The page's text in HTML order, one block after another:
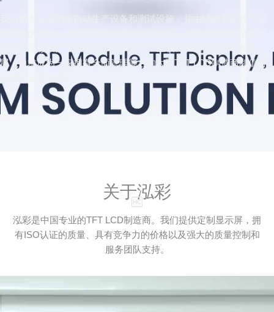
我们拥有先进的全自动生产设备和测试设施，并由经验丰富的工程
靠性。泓彩致力于TFT LCD显示屏的工业设计和应用，并不断拓
展，力求成为一家拥有全面管理能力的大型TFT LCD制造商和值得
关于泓彩
泓彩是中国专业的TFT LCD制造商。我们提供定制显示屏，拥
有ISO认证的质量、具有竞争力的价格以及强大的质量控制和
服务团队支持。